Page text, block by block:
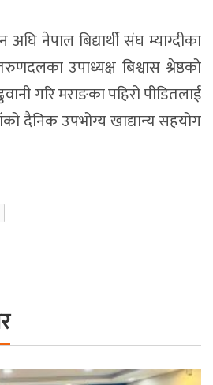
नेपाल बिद्यार्थी संघ म्याग्दीका
उपाध्यक्ष बिश्वास श्रेष्ठको
गरि मराङका पहिरो पीडितलाई
दैनिक उपभोग्य खाद्यान्य सहयोग